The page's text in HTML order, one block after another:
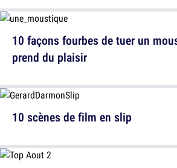
10 façons fourbes de tuer un
prend du plaisir
10 scènes de film en slip